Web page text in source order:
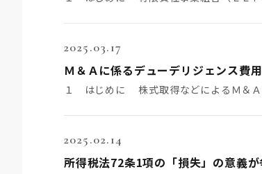
2025.03.17
2025.02.14
所得税法72条1項の「損失」の意義